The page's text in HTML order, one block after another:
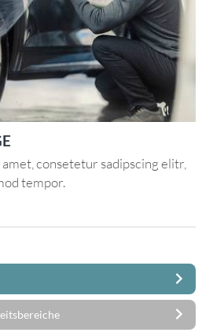
consetetur sadipscing elitr,
tempor.